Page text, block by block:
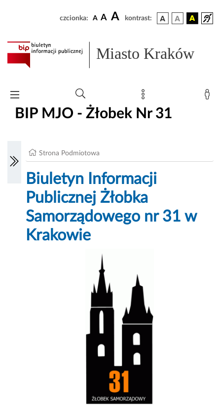
czcionka: A A A kontrast:
Miasto Kraków
BIP MJO - Żłobek Nr 31
Strona Podmiotowa
Biuletyn Informacji
Publicznej Żłobka
Samorządowego nr 31 w
Krakowie